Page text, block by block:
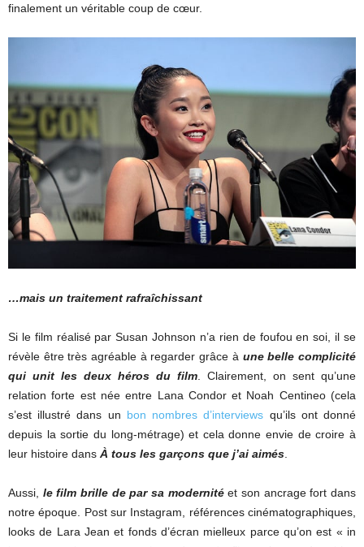
finalement un véritable coup de cœur.
…mais un traitement rafraîchissant
Si le film réalisé par Susan Johnson n’a rien de foufou en soi, il se
révèle être très agréable à regarder grâce à une belle complicité
qui unit les deux héros du film. Clairement, on sent qu’une
relation forte est née entre Lana Condor et Noah Centineo (cela
s’est illustré dans un bon nombres d’interviews qu’ils ont donné
depuis la sortie du long-métrage) et cela donne envie de croire à
leur histoire dans À tous les garçons que j’ai aimés.
Aussi, le film brille de par sa modernitéet son ancrage fort dans
notre époque. Post sur Instagram, références cinématographiques,
looks de Lara Jean et fonds d’écran mielleux parce qu’on est « in